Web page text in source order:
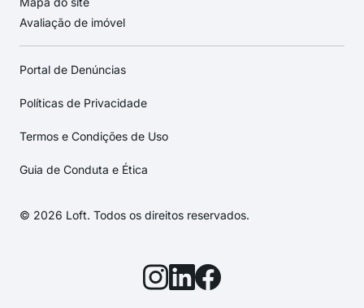
Avaliação de imóvel
Portal de Denúncias
Políticas de Privacidade
Termos e Condições de Uso
Guia de Conduta e Ética
© 2026 Loft. Todos os direitos reservados.